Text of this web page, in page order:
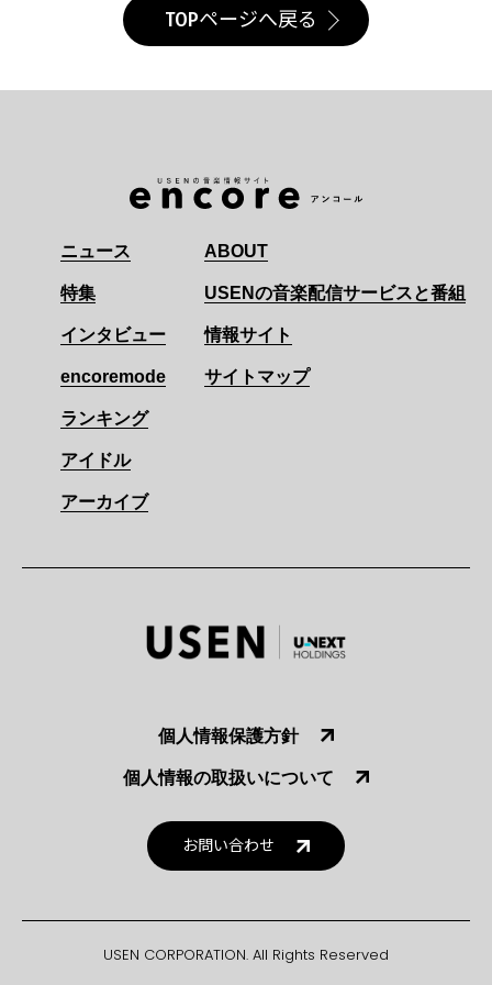
TOPページへ戻る
ニュース
特集
インタビュー
encoremode
ランキング
アイドル
アーカイブ
ABOUT
USENの音楽配信サービスと番組
情報サイト
サイトマップ
個人情報保護方針
個人情報の取扱いについて
お問い合わせ
USEN CORPORATION. All Rights Reserved